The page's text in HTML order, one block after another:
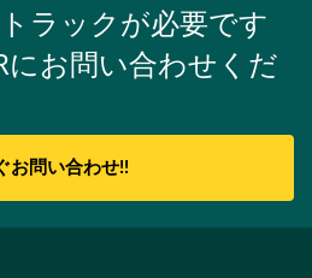
ラックが必要です
にお問い合わせくだ
お問い合わせ!!